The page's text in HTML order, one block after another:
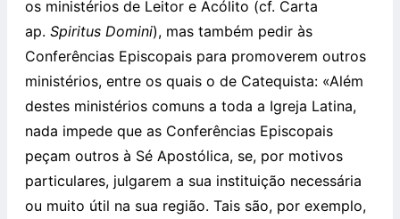
os ministérios de Leitor e Acólito (cf. Carta
ap. Spiritus Domini), mas também pedir às
Conferências Episcopais para promoverem outros
ministérios, entre os quais o de Catequista: «Além
destes ministérios comuns a toda a Igreja Latina,
nada impede que as Conferências Episcopais
peçam outros à Sé Apostólica, se, por motivos
particulares, julgarem a sua instituição necessária
ou muito útil na sua região. Tais são, por exemplo,